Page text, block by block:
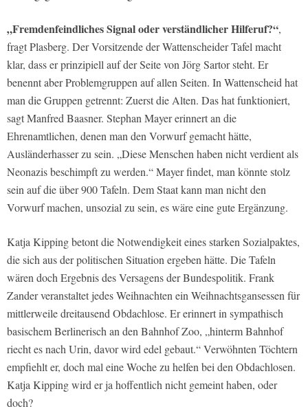
„Fremdenfeindliches Signal oder verständlicher Hilferuf?“,
fragt Plasberg. Der Vorsitzende der Wattenscheider Tafel macht
klar, dass er prinzipiell auf der Seite von Jörg Sartor steht. Er
benennt aber Problemgruppen auf allen Seiten. In Wattenscheid hat
man die Gruppen getrennt: Zuerst die Alten. Das hat funktioniert,
sagt Manfred Baasner. Stephan Mayer erinnert an die
Ehrenamtlichen, denen man den Vorwurf gemacht hätte,
Ausländerhasser zu sein. „Diese Menschen haben nicht verdient als
Neonazis beschimpft zu werden.“ Mayer findet, man könnte stolz
sein auf die über 900 Tafeln. Dem Staat kann man nicht den
Vorwurf machen, unsozial zu sein, es wäre eine gute Ergänzung.
Katja Kipping betont die Notwendigkeit eines starken Sozialpaktes,
die sich aus der politischen Situation ergeben hätte. Die Tafeln
wären doch Ergebnis des Versagens der Bundespolitik. Frank
Zander veranstaltet jedes Weihnachten ein Weihnachtsgansessen für
mittlerweile dreitausend Obdachlose. Er erinnert in sympathisch
basischem Berlinerisch an den Bahnhof Zoo, „hinterm Bahnhof
riecht es nach Urin, davor wird edel gebaut.“ Verwöhnten Töchtern
empfiehlt er, doch mal eine Woche zu helfen bei den Obdachlosen.
Katja Kipping wird er ja hoffentlich nicht gemeint haben, oder
doch?